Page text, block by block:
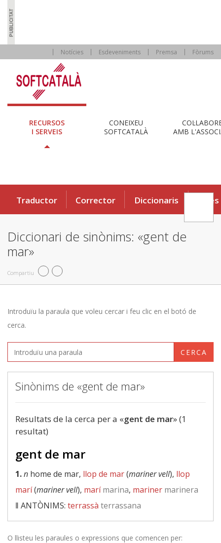
Notícies Esdeveniments Premsa Fòrums
RECURSOS
I SERVEIS
CONEIXEU
SOFTCATALÀ
AMB
Traductor Corrector Diccionaris Eines
Diccionari de sinònims: «gent de
mar»
Compartiu
Introduïu la paraula que voleu cercar i feu clic en el botó de
cerca.
CERCA
Sinònims de «gent de mar»
Resultats de la cerca per a «gent de mar» (1
resultat)
gent de mar
1.n home de mar, llop de mar(mariner vell), llop
marí(mariner vell), marímarina, mariner marinera
‖ ANTÒNIMS: terrassà terrassana
O llisteu les paraules o expressions que comencen per: